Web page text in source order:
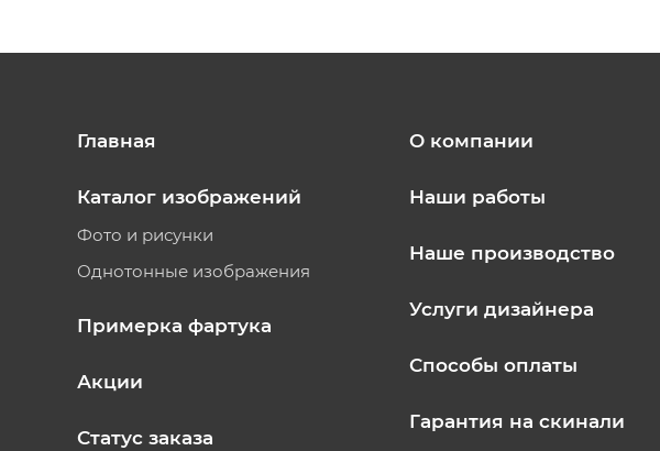
Главная
Каталог изображений
Фото и рисунки
Однотонные изображения
Примерка фартука
Акции
Статус заказа
О компании
Наши работы
Наше производство
Услуги дизайнера
Способы оплаты
Гарантия на скинали